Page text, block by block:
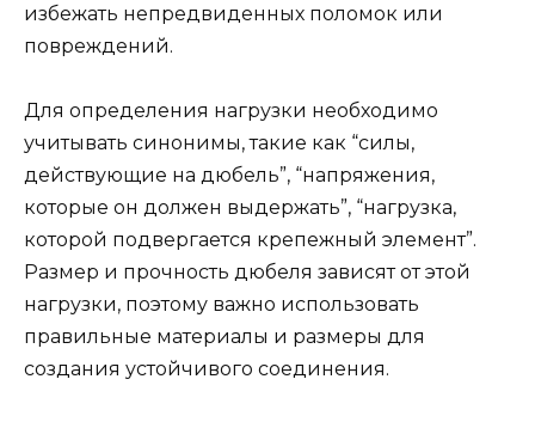
избежать непредвиденных поломок или
повреждений.
Для определения нагрузки необходимо
учитывать синонимы, такие как “силы,
действующие на дюбель”, “напряжения,
которые он должен выдержать”, “нагрузка,
которой подвергается крепежный элемент”.
Размер и прочность дюбеля зависят от этой
нагрузки, поэтому важно использовать
правильные материалы и размеры для
создания устойчивого соединения.